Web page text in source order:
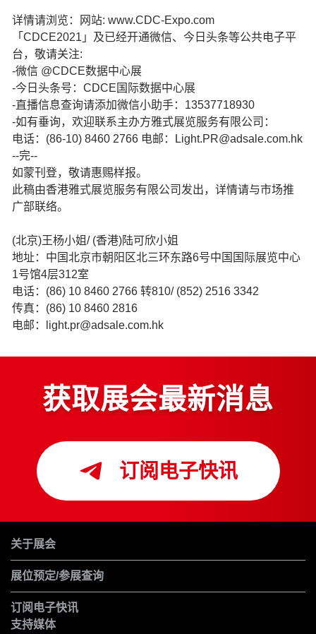
详情请浏览：网站: www.CDC-Expo.com
「CDCE2021」及已经开通微信、今日头条等公共电子平
台，敬请关注:
-微信 @CDCE数据中心展
-今日头条号：CDCE国际数据中心展
-直播信息查询请添加微信小助手：13537718930
-如有垂询，欢迎联系主办方雅式展览服务有限公司：
电话：(86-10) 8460 2766 电邮：Light.PR@adsale.com.hk
--完--
如蒙刊登，敬请惠赐样报。
此稿由香港雅式展览服务有限公司发出，详情请与市场推
广部联络。
(北京)王杨小姐/ (香港)陆可欣小姐
地址：中国北京市朝阳区北三环东路6号中国国际展览中心
1号馆4层312室
电话：(86) 10 8460 2766 转810/ (852) 2516 3342
传真：(86) 10 8460 2816
电邮：light.pr@adsale.com.hk
获取展会最新消息
订阅电子快讯
关于展会
展位预定/参展查询
订阅电子快讯
支持媒体